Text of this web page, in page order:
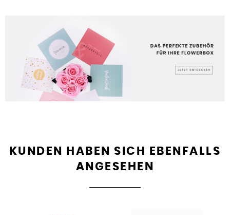
KUNDEN HABEN SICH EBENFALLS
ANGESEHEN